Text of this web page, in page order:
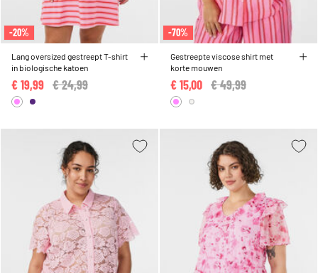
-20%
Lang oversized gestreept T-shirt
in biologische katoen
Price reduced from
€ 24,99
€ 19,99
-70%
Gestreepte viscose shirt met
korte mouwen
Price reduced from
€ 49,99
€ 15,00